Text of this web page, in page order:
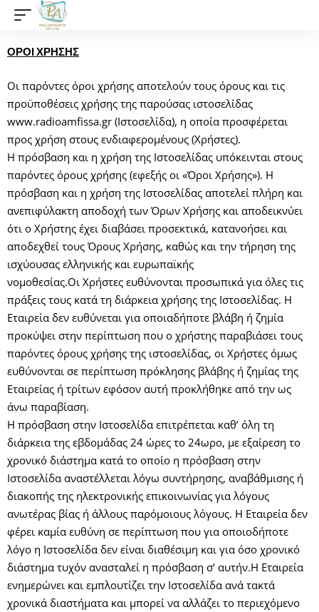
ΟΡΟΙ ΧΡΗΣΗΣ
Οι παρόντες όροι χρήσης αποτελούν τους όρους και τις
προϋποθέσεις χρήσης της παρούσας ιστοσελίδας
www.radioamfissa.gr (Ιστοσελίδα), η οποία προσφέρεται
προς χρήση στους ενδιαφερομένους (Χρήστες).
Η πρόσβαση και η χρήση της Ιστοσελίδας υπόκεινται στους
παρόντες όρους χρήσης (εφεξής οι «Όροι Χρήσης»). H
πρόσβαση και η χρήση της Ιστοσελίδας αποτελεί πλήρη και
ανεπιφύλακτη αποδοχή των Όρων Χρήσης και αποδεικνύει
ότι ο Χρήστης έχει διαβάσει προσεκτικά, κατανοήσει και
αποδεχθεί τους Όρους Χρήσης, καθώς και την τήρηση της
ισχύουσας ελληνικής και ευρωπαϊκής
νομοθεσίας.Οι Χρήστες ευθύνονται προσωπικά για όλες τις
πράξεις τους κατά τη διάρκεια χρήσης της Ιστοσελίδας. Η
Εταιρεία δεν ευθύνεται για οποιαδήποτε βλάβη ή ζημία
προκύψει στην περίπτωση που ο χρήστης παραβιάσει τους
παρόντες όρους χρήσης της ιστοσελίδας, οι Χρήστες όμως
ευθύνονται σε περίπτωση πρόκλησης βλάβης ή ζημίας της
Εταιρείας ή τρίτων εφόσον αυτή προκλήθηκε από την ως
άνω παραβίαση.
Η πρόσβαση στην Ιστοσελίδα επιτρέπεται καθ’ όλη τη
διάρκεια της εβδομάδας 24 ώρες το 24ωρο, με εξαίρεση το
χρονικό διάστημα κατά το οποίο η πρόσβαση στην
Ιστοσελίδα αναστέλλεται λόγω συντήρησης, αναβάθμισης ή
διακοπής της ηλεκτρονικής επικοινωνίας για λόγους
ανωτέρας βίας ή άλλους παρόμοιους λόγους. Η Εταιρεία δεν
φέρει καμία ευθύνη σε περίπτωση που για οποιοδήποτε
λόγο η Ιστοσελίδα δεν είναι διαθέσιμη και για όσο χρονικό
διάστημα τυχόν ανασταλεί η πρόσβαση σ’ αυτήν.Η Εταιρεία
ενημερώνει και εμπλουτίζει την Ιστοσελίδα ανά τακτά
χρονικά διαστήματα και μπορεί να αλλάζει το περιεχόμενο